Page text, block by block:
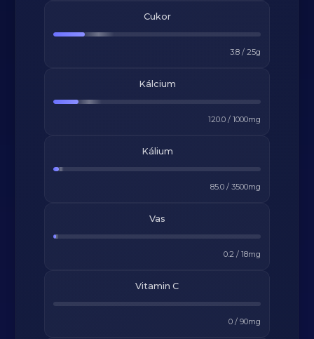
Cukor
3.8/ 25g
Kálcium
120.0/ 1000mg
Kálium
85.0/ 3500mg
Vas
0.2/ 18mg
Vitamin C
0/ 90mg